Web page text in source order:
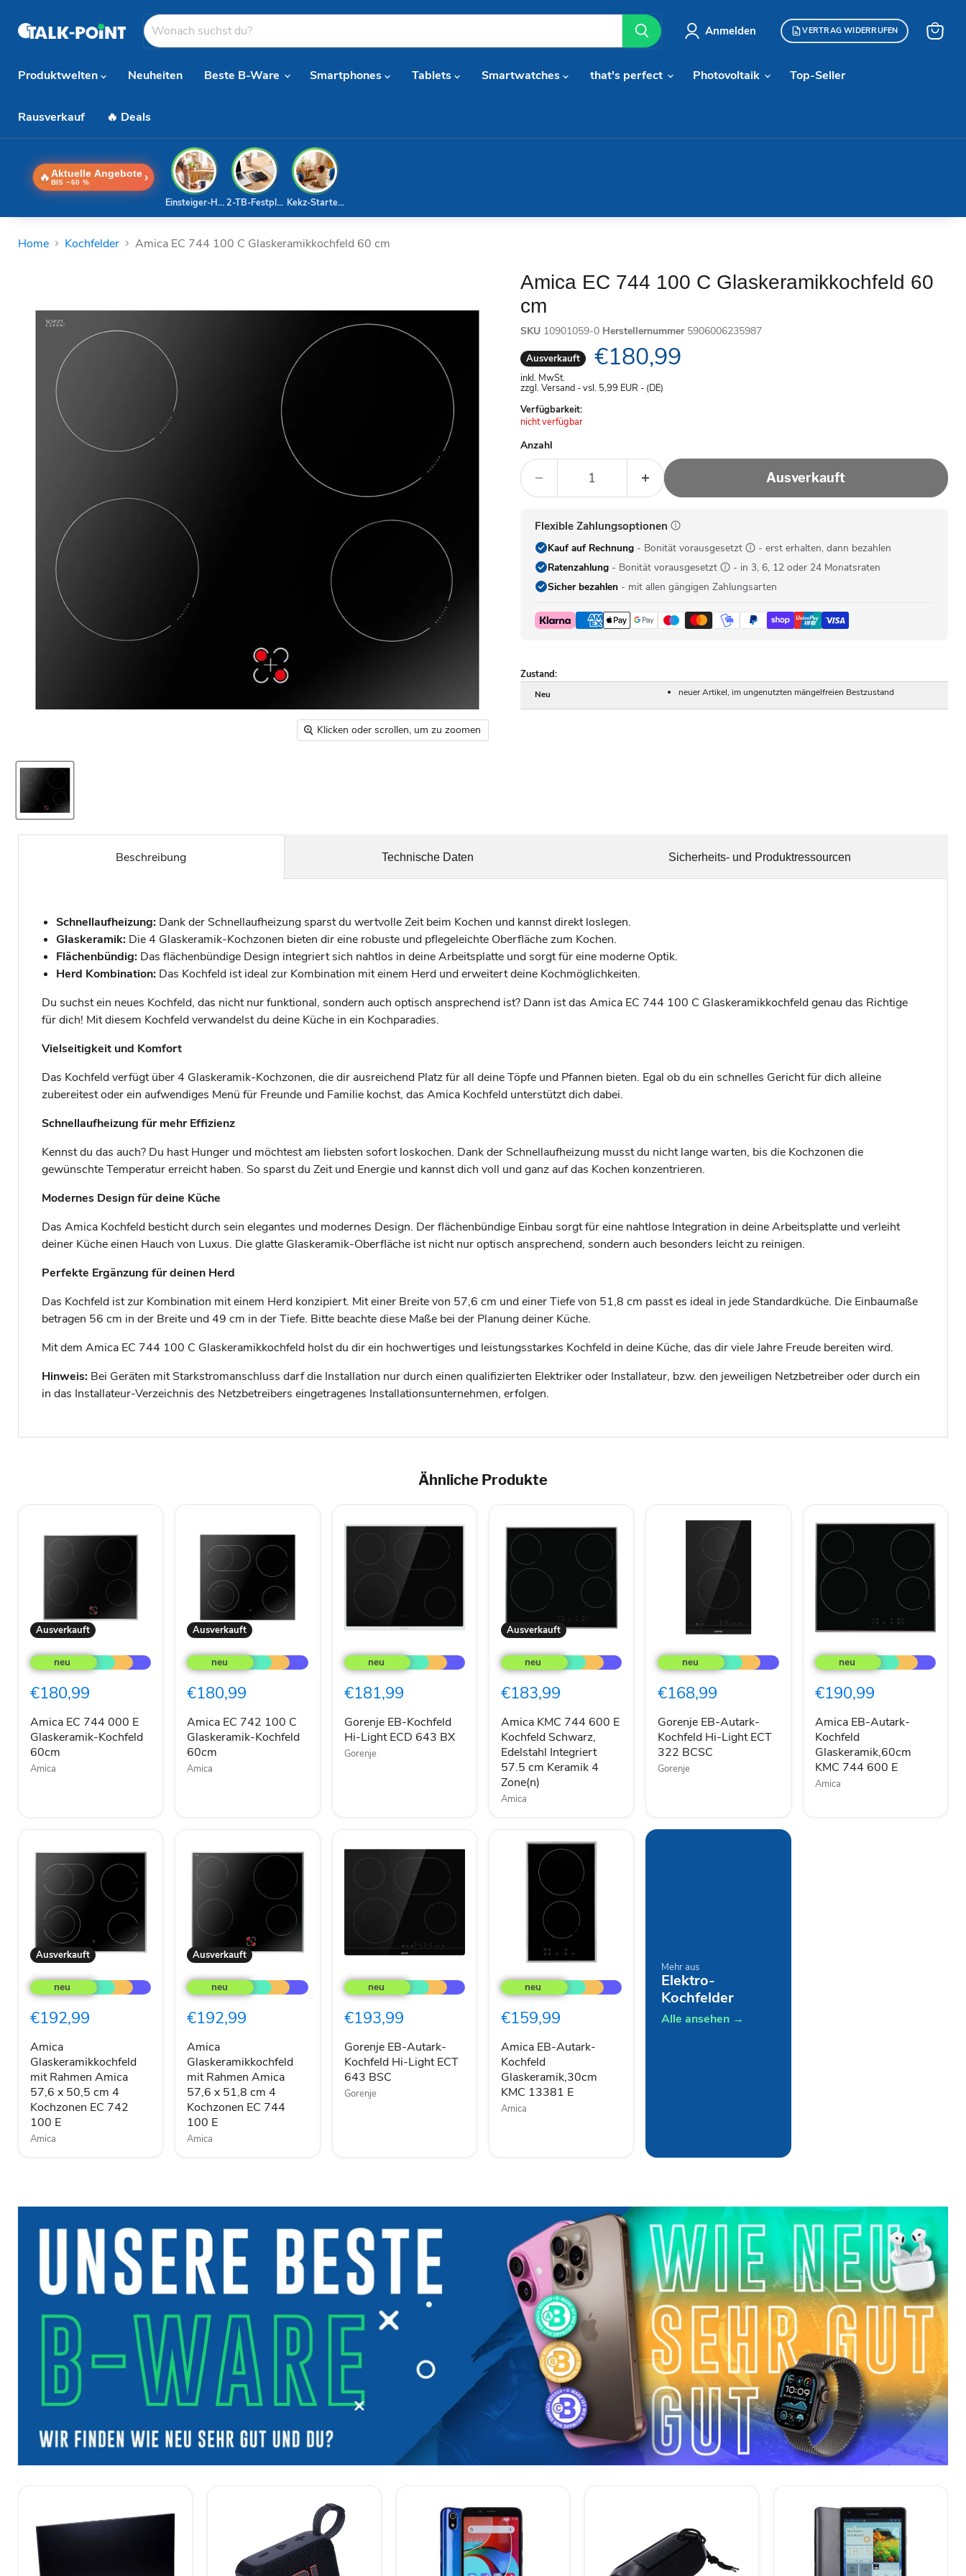
Anmelden VERTRAG WIDERRUFEN
Produktwelten
Neuheiten Beste B-Ware Smartphones Tablets Smartwatches that's perfect Photovoltaik Top-Seller
Rausverkauf 🔥 Deals
🔥 Aktuelle Angebote
BIS −60 % ›
Kekz-Starterset
2-TB-Festplatte
Einsteiger-Handy
Home Kochfelder Amica EC 744 100 C Glaskeramikkochfeld 60 cm
Klicken oder scrollen, um zu zoomen
Amica EC 744 100 C Glaskeramikkochfeld 60
cm
SKU 10901059-0 Herstellernummer 5906006235987
Ausverkauft Aktueller Preis
€180,99
inkl. MwSt.
zzgl. Versand - vsl. 5,99 EUR - (DE)
Verfügbarkeit:
Achtung:
nicht verfügbar
Anzahl
Ausverkauft
Flexible Zahlungsoptionen
Kauf auf Rechnung- Bonität vorausgesetzt
- erst erhalten, dann bezahlen
Ratenzahlung- Bonität vorausgesetzt
- in 3, 6, 12 oder 24 Monatsraten
Sicher bezahlen- mit allen gängigen Zahlungsarten
Zustand:
Neu neuer Artikel, im ungenutzten mängelfreien Bestzustand
Beschreibung
Schnellaufheizung: Dank der Schnellaufheizung sparst du wertvolle Zeit beim Kochen und kannst direkt loslegen.
Glaskeramik: Die 4 Glaskeramik-Kochzonen bieten dir eine robuste und pflegeleichte Oberfläche zum Kochen.
Flächenbündig: Das flächenbündige Design integriert sich nahtlos in deine Arbeitsplatte und sorgt für eine moderne Optik.
Herd Kombination: Das Kochfeld ist ideal zur Kombination mit einem Herd und erweitert deine Kochmöglichkeiten.
Du suchst ein neues Kochfeld, das nicht nur funktional, sondern auch optisch ansprechend ist? Dann ist das Amica EC 744 100 C Glaskeramikkochfeld genau das Richtige
für dich! Mit diesem Kochfeld verwandelst du deine Küche in ein Kochparadies.
Vielseitigkeit und Komfort
Das Kochfeld verfügt über 4 Glaskeramik-Kochzonen, die dir ausreichend Platz für all deine Töpfe und Pfannen bieten. Egal ob du ein schnelles Gericht für dich alleine
zubereitest oder ein aufwendiges Menü für Freunde und Familie kochst, das Amica Kochfeld unterstützt dich dabei.
Schnellaufheizung für mehr Effizienz
Kennst du das auch? Du hast Hunger und möchtest am liebsten sofort loskochen. Dank der Schnellaufheizung musst du nicht lange warten, bis die Kochzonen die
gewünschte Temperatur erreicht haben. So sparst du Zeit und Energie und kannst dich voll und ganz auf das Kochen konzentrieren.
Modernes Design für deine Küche
Das Amica Kochfeld besticht durch sein elegantes und modernes Design. Der flächenbündige Einbau sorgt für eine nahtlose Integration in deine Arbeitsplatte und verleiht
deiner Küche einen Hauch von Luxus. Die glatte Glaskeramik-Oberfläche ist nicht nur optisch ansprechend, sondern auch besonders leicht zu reinigen.
Perfekte Ergänzung für deinen Herd
Das Kochfeld ist zur Kombination mit einem Herd konzipiert. Mit einer Breite von 57,6 cm und einer Tiefe von 51,8 cm passt es ideal in jede Standardküche. Die Einbaumaße
betragen 56 cm in der Breite und 49 cm in der Tiefe. Bitte beachte diese Maße bei der Planung deiner Küche.
Mit dem Amica EC 744 100 C Glaskeramikkochfeld holst du dir ein hochwertiges und leistungsstarkes Kochfeld in deine Küche, das dir viele Jahre Freude bereiten wird.
Hinweis: Bei Geräten mit Starkstromanschluss darf die Installation nur durch einen qualifizierten Elektriker oder Installateur, bzw. den jeweiligen Netzbetreiber oder durch ein
in das Installateur-Verzeichnis des Netzbetreibers eingetragenes Installationsunternehmen, erfolgen.
Technische Daten Sicherheits- und Produktressourcen
Ähnliche Produkte
Ausverkauft
Amica
EC
744
E
Kochfeld
60cm
€180,99
Amica EC 744 000 E
Glaskeramik-Kochfeld
60cm
Amica
Ausverkauft
Amica
EC
742
C
Kochfeld
60cm
€180,99
Amica EC 742 100 C
Glaskeramik-Kochfeld
60cm
Amica
EB-
Kochfeld
Light
643
BX
€181,99
Gorenje EB-Kochfeld
Hi-Light ECD 643 BX
Gorenje
Ausverkauft
Amica
KMC
744
E
Schwarz,
Edelstahl
Integriert
57.5
cm
Keramik
4
€183,99
Amica KMC 744 600 E
Kochfeld Schwarz,
Edelstahl Integriert
57.5 cm Keramik 4
Zone(n)
Amica
EB-
Autark-
Hi-
ECT
322
BCSC
€168,99
Gorenje EB-Autark-
Kochfeld Hi-Light ECT
322 BCSC
Gorenje
EB-
Autark-
Glaskeramik,60cm
744
600
E
€190,99
Amica EB-Autark-
Kochfeld
Glaskeramik,60cm
KMC 744 600 E
Amica
Ausverkauft
Amica
Glaskeramikkochfeld
mit
Amica
x
50,5
cm
4
Kochzonen
EC
742
100
€192,99
Amica
Glaskeramikkochfeld
mit Rahmen Amica
57,6 x 50,5 cm 4
Kochzonen EC 742
100 E
Amica
Ausverkauft
Amica
Glaskeramikkochfeld
mit
Amica
x
51,8
cm
4
Kochzonen
EC
744
100
€192,99
Amica
Glaskeramikkochfeld
mit Rahmen Amica
57,6 x 51,8 cm 4
Kochzonen EC 744
100 E
Amica
EB-
Autark-
Hi-
ECT
643
BSC
€193,99
Gorenje EB-Autark-
Kochfeld Hi-Light ECT
643 BSC
Gorenje
Amica
EB-
Autark-
Glaskeramik,30cm
13381
E
€159,99
Amica EB-Autark-
Kochfeld
Glaskeramik,30cm
KMC 13381 E
Amica
Mehr aus
Elektro-
Kochfelder
Alle ansehen →